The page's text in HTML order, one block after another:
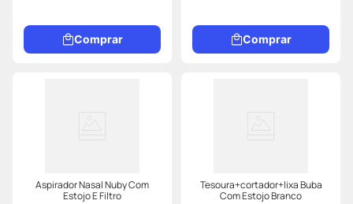
Comprar Comprar
Aspirador Nasal Nuby Com
Estojo E Filtro
Tesoura+cortador+lixa Buba
Com Estojo Branco